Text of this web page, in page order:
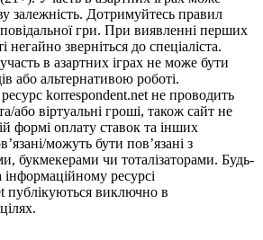
залежність. Дотримуйтесь правил
гри. При виявленні перших
негайно зверніться до спеціаліста.
в азартних іграх не може бути
або альтернативою роботі.
korrespondent.net не проводить
або віртуальні гроші, також сайт не
формі оплату ставок та інших
можуть бути пов’язані з
букмекерами чи тоталізаторами. Будь-
інформаційному ресурсі
публікуються виключно в